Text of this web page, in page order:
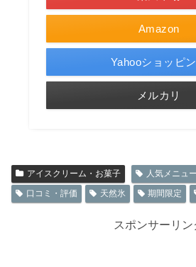
Amazon
Yahooショッピ
メルカリ
アイスクリーム・お菓子 人気メニュー
口コミ・評価
天然氷 期間限定
スポンサーリン